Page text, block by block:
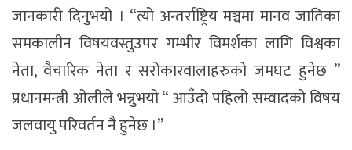
जानकारी दिनुभयो । “त्यो अन्तर्राष्ट्रिय मञ्चमा मानव जातिका
समकालीन विषयवस्तुउपर गम्भीर विमर्शका लागि विश्वका
नेता, वैचारिक नेता र सरोकारवालाहरुको जमघट हुनेछ ”
प्रधानमन्त्री ओलीले भन्नुभयो “ आउँदो पहिलो सम्वादको विषय
जलवायु परिवर्तन नै हुनेछ ।”